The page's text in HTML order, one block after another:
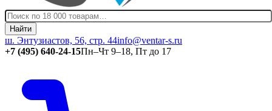
Найти
ш. Энтузиастов, 56, стр. 44info@ventar-s.ru
+7 (495) 640-24-15Пн–Чт 9–18, Пт до 17